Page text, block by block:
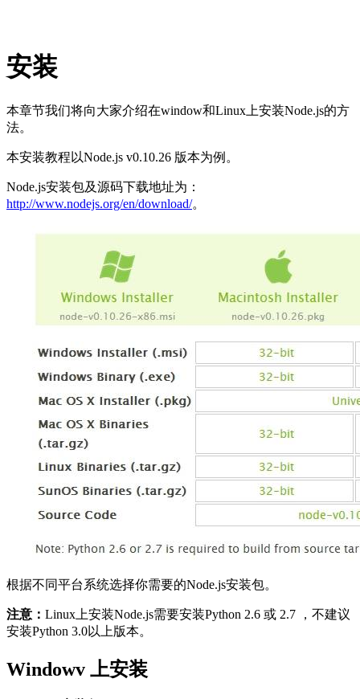
安装
本章节我们将向大家介绍在window和Linux上安装Node.js的方
法。
本安装教程以Node.js v0.10.26 版本为例。
Node.js安装包及源码下载地址为：
http://www.nodejs.org/en/download/。
根据不同平台系统选择你需要的Node.js安装包。
注意： Linux上安装Node.js需要安装Python 2.6 或 2.7 ，不建议
安装Python 3.0以上版本。
Windowv 上安装